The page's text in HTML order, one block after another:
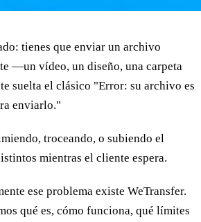
tienes que enviar un archivo
—un vídeo, un diseño, una carpeta
suelta el clásico "Error: su archivo es
enviarlo."
troceando, o subiendo el
mientras el cliente espera.
ese problema existe WeTransfer.
qué es, cómo funciona, qué límites